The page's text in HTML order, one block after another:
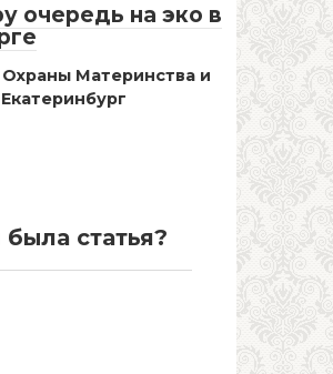
очередь на эко в
Материнства и
статья?